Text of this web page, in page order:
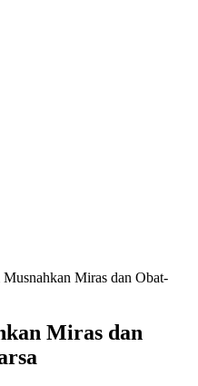
Miras dan Obat-
Miras dan